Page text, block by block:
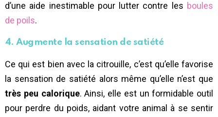
d’une aide inestimable pour lutter contre les boules
de poils.
4. Augmente la sensation de satiété
Ce qui est bien avec la citrouille, c’est qu’elle favorise
la sensation de satiété alors même qu’elle n’est que
très peu calorique. Ainsi, elle est un formidable outil
pour perdre du poids, aidant votre animal à se sentir